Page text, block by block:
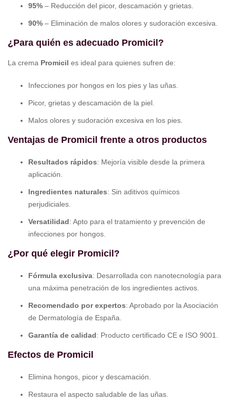
95% – Reducción del picor, descamación y grietas.
90% – Eliminación de malos olores y sudoración excesiva.
¿Para quién es adecuado Promicil?
La crema Promicil es ideal para quienes sufren de:
Infecciones por hongos en los pies y las uñas.
Picor, grietas y descamación de la piel.
Malos olores y sudoración excesiva en los pies.
Ventajas de Promicil frente a otros productos
Resultados rápidos: Mejoría visible desde la primera
aplicación.
Ingredientes naturales: Sin aditivos químicos
perjudiciales.
Versatilidad: Apto para el tratamiento y prevención de
infecciones por hongos.
¿Por qué elegir Promicil?
Fórmula exclusiva: Desarrollada con nanotecnología para
una máxima penetración de los ingredientes activos.
Recomendado por expertos: Aprobado por la Asociación
de Dermatología de España.
Garantía de calidad: Producto certificado CE e ISO 9001.
Efectos de Promicil
Elimina hongos, picor y descamación.
Restaura el aspecto saludable de las uñas.